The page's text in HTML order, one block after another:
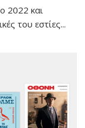
2022 και
του εστίες...